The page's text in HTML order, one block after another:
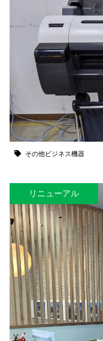
その他ビジネス機器
リニューアル